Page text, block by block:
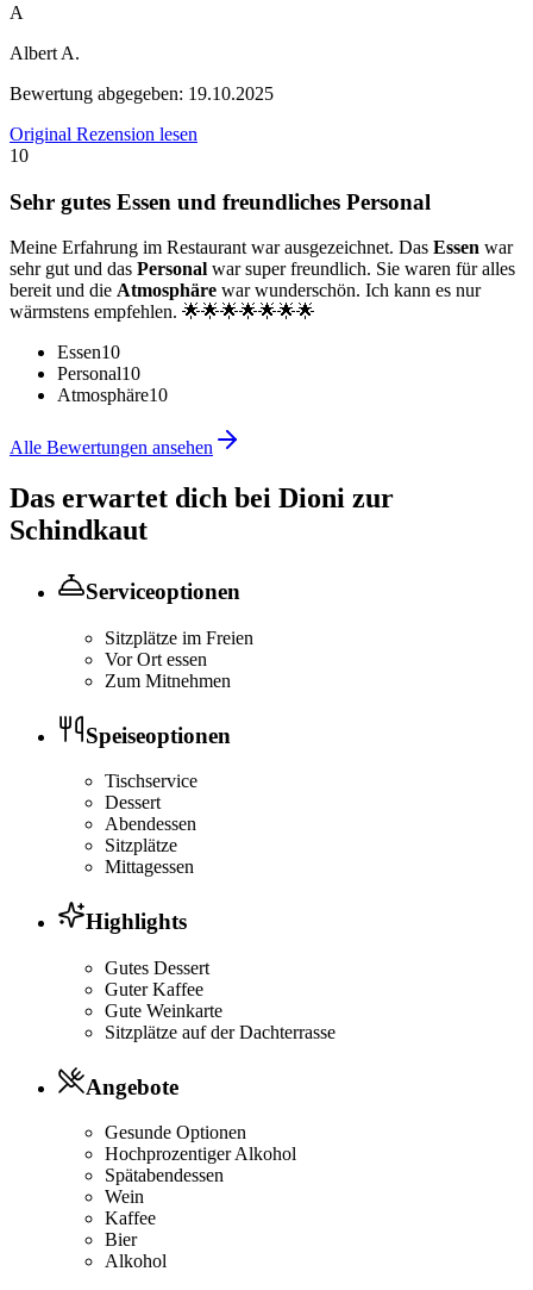
A
Albert A.
Bewertung abgegeben: 19.10.2025
Original Rezension lesen
10
Sehr gutes Essen und freundliches Personal
Meine Erfahrung im Restaurant war ausgezeichnet. Das Essen war
sehr gut und das Personal war super freundlich. Sie waren für alles
bereit und die Atmosphäre war wunderschön. Ich kann es nur
wärmstens empfehlen. 🌟🌟🌟🌟🌟🌟🌟
Essen10
Personal10
Atmosphäre10
Alle Bewertungen ansehen
Das erwartet dich bei Dioni zur
Schindkaut
Serviceoptionen
Sitzplätze im Freien
Vor Ort essen
Zum Mitnehmen
Speiseoptionen
Tischservice
Dessert
Abendessen
Sitzplätze
Mittagessen
Highlights
Gutes Dessert
Guter Kaffee
Gute Weinkarte
Sitzplätze auf der Dachterrasse
Angebote
Gesunde Optionen
Hochprozentiger Alkohol
Spätabendessen
Wein
Kaffee
Bier
Alkohol